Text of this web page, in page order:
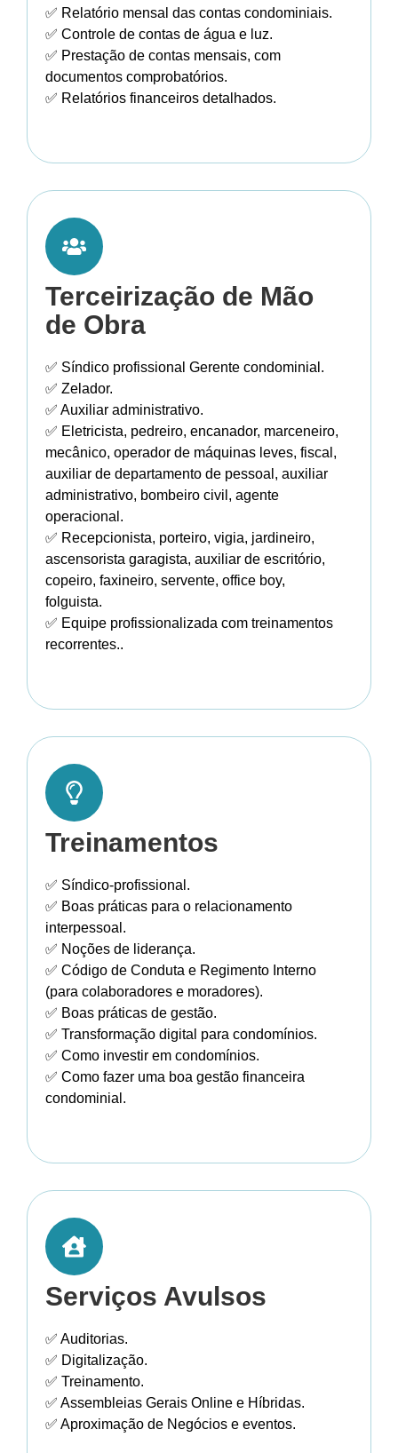
✅ Relatório mensal das contas condominiais.
✅ Controle de contas de água e luz.
✅ Prestação de contas mensais, com
documentos comprobatórios.
✅ Relatórios financeiros detalhados.
Terceirização de Mão
de Obra
✅ Síndico profissional Gerente condominial.
✅ Zelador.
✅ Auxiliar administrativo.
✅ Eletricista, pedreiro, encanador, marceneiro,
mecânico, operador de máquinas leves, fiscal,
auxiliar de departamento de pessoal, auxiliar
administrativo, bombeiro civil, agente
operacional.
✅ Recepcionista, porteiro, vigia, jardineiro,
ascensorista garagista, auxiliar de escritório,
copeiro, faxineiro, servente, office boy,
folguista.
✅ Equipe profissionalizada com treinamentos
recorrentes..
Treinamentos
✅ Síndico-profissional.
✅ Boas práticas para o relacionamento
interpessoal.
✅ Noções de liderança.
✅ Código de Conduta e Regimento Interno
(para colaboradores e moradores).
✅ Boas práticas de gestão.
✅ Transformação digital para condomínios.
✅ Como investir em condomínios.
✅ Como fazer uma boa gestão financeira
condominial.
Serviços Avulsos
✅ Auditorias.
✅ Digitalização.
✅ Treinamento.
✅ Assembleias Gerais Online e Híbridas.
✅ Aproximação de Negócios e eventos.